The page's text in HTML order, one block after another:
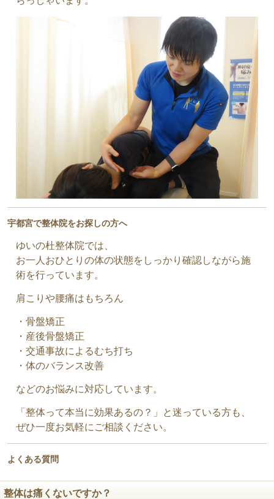
宇都宮で整体院をお探しの方へ
ゆいの杜整体院では、
お一人おひとりの体の状態をしっかり確認しながら施
術を行っています。
肩こりや腰痛はもちろん
・骨盤矯正
・産後骨盤矯正
・交通事故によるむち打ち
・体のバランス改善
などのお悩みに対応しています。
「整体って本当に効果あるの？」と迷っている方も、
ぜひ一度お気軽にご相談ください。
よくある質問
整体は痛くないですか？